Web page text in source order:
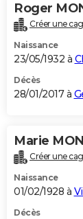
Roger
Créer une
Naissance
23/05/1932 à
Décès
28/01/2017 à
Marie
Créer une
Naissance
01/02/1928 à
Décès